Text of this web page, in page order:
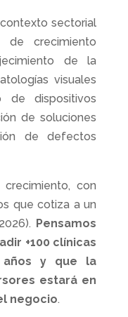
sectorial
de crecimiento
de la
visuales
de dispositivos
de soluciones
de defectos
con
que cotiza a un
Pensamos
+100 clínicas
años y que la
estará en
negocio.